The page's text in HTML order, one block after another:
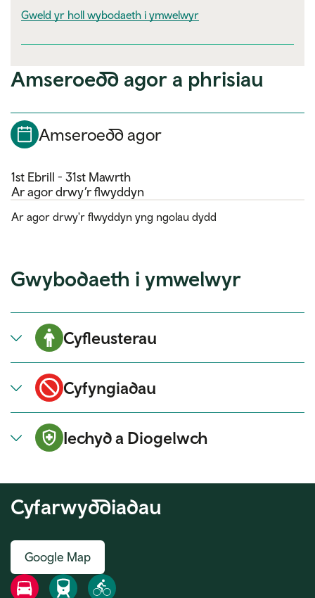
Gweld yr holl wybodaeth i ymwelwyrvisitor information
Amseroedd agor a phrisiau
Amseroedd agor
1st Ebrill - 31st Mawrth
Ar agor drwy’r flwyddyn
Ar agor drwy'r flwyddyn yng ngolau dydd
Gwybodaeth i ymwelwyr
Cyfleusterau
Cyfyngiadau
Iechyd a Diogelwch
Cyfarwyddiadau
Google Map